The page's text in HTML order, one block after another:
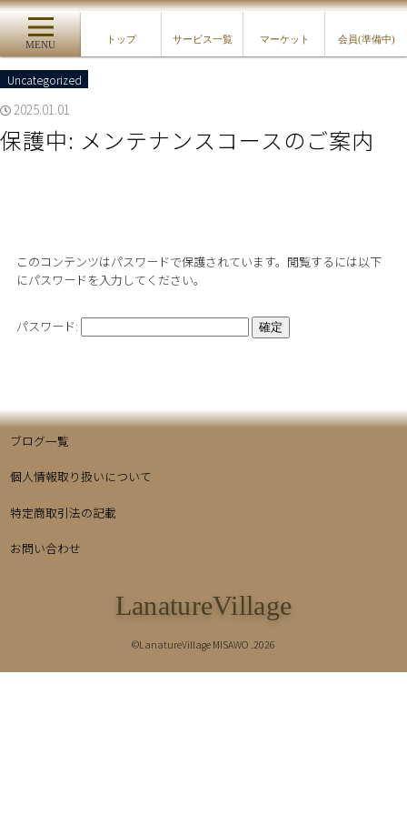
MENU
トップ サービス一覧 マーケット 会員(準備中)
Uncategorized
2025.01.01
保護中: メンテナンスコースのご案内
このコンテンツはパスワードで保護されています。閲覧するには以下
にパスワードを入力してください。
パスワード:
ブログ一覧
個人情報取り扱いについて
特定商取引法の記載
お問い合わせ
LanatureVillage
©LanatureVillage MISAWO .2026